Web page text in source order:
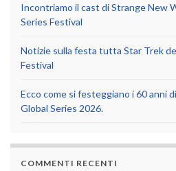
Incontriamo il cast di Strange New
Series Festival
Notizie sulla festa tutta Star Trek
Festival
Ecco come si festeggiano i 60 anni
Global Series 2026.
COMMENTI RECENTI